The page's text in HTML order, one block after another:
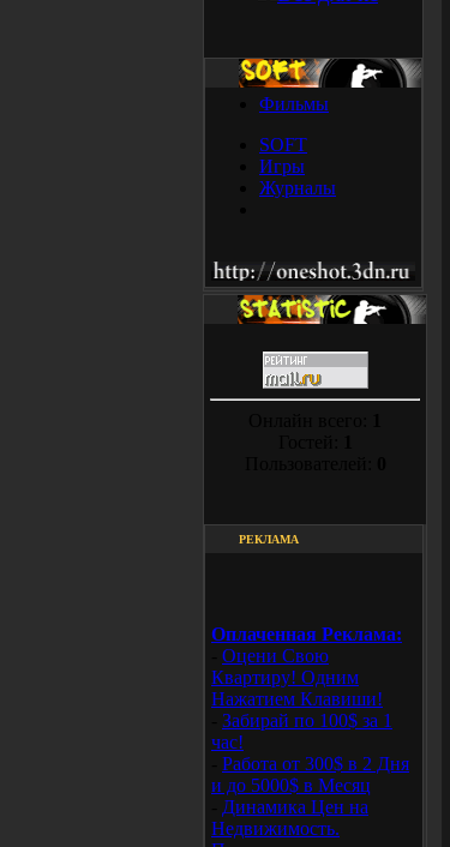
Фильмы
SOFT
Игры
Журналы
РЕКЛАМА
Оплаченная Реклама:
Оцени Свою
Квартиру! Одним
Нажатием Клавиши!
Забирай по 100$ за 1
час!
Работа от 300$ в 2 Дня
и до 5000$ в Месяц
Динамика Цен на
Недвижимость.